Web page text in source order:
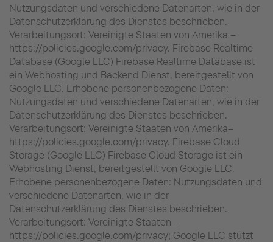
Nutzungsdaten und verschiedene Datenarten, wie in der
Datenschutzerklärung des Dienstes beschrieben.
Verarbeitungsort: Vereinigte Staaten von Amerika –
https://policies.google.com/privacy. Firebase Realtime
Database (Google LLC) Firebase Realtime Database ist
ein Webhosting und Backend Dienst, bereitgestellt von
Google LLC. Erhobene personenbezogene Daten:
Nutzungsdaten und verschiedene Datenarten, wie in der
Datenschutzerklärung des Dienstes beschrieben.
Verarbeitungsort: Vereinigte Staaten von Amerika–
https://policies.google.com/privacy. Firebase Cloud
Storage (Google LLC) Firebase Cloud Storage ist ein
Webhosting Dienst, bereitgestellt von Google LLC.
Erhobene personenbezogene Daten: Nutzungsdaten und
verschiedene Datenarten, wie in der
Datenschutzerklärung des Dienstes beschrieben.
Verarbeitungsort: Vereinigte Staaten –
https://policies.google.com/privacy; Google LLC stützt